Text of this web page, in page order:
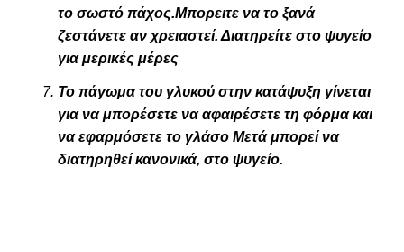
το σωστό πάχος.Μπορειτε να το ξανά
ζεστάνετε αν χρειαστεί. Διατηρείτε στο ψυγείο
για μερικές μέρες
Το πάγωμα του γλυκού στην κατάψυξη γίνεται
για να μπορέσετε να αφαιρέσετε τη φόρμα και
να εφαρμόσετε το γλάσο Μετά μπορεί να
διατηρηθεί κανονικά, στο ψυγείο.